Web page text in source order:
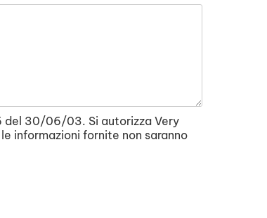
del 30/06/03. Si autorizza Very
informazioni fornite non saranno